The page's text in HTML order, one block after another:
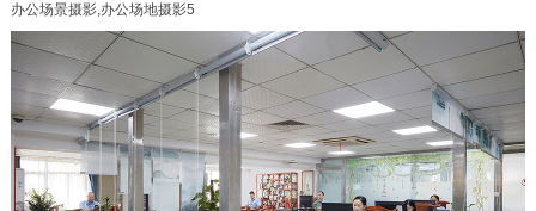
办公场景摄影,办公场地摄影5